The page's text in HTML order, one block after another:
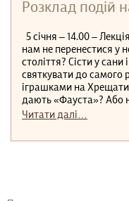
Розклад подій
5 січня ‒ 14.00 ‒
нам не перенестися у
століття? Сісти у
святкувати до самого
іграшками на
дають «Фауста»? Або
Читати далі…